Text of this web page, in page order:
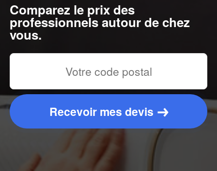
Comparez le prix des
professionnels autour de chez
vous.
Recevoir mes devis